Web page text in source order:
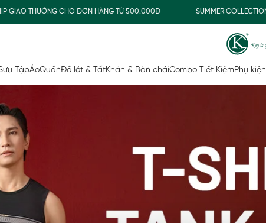
THƯỜNG CHO ĐƠN HÀNG TỪ 500.000Đ SUMMER COLLECTION
TậpÁoQuầnĐồ lót & TấtKhăn & Bàn chảiCombo Tiết KiệmPhụ kiện